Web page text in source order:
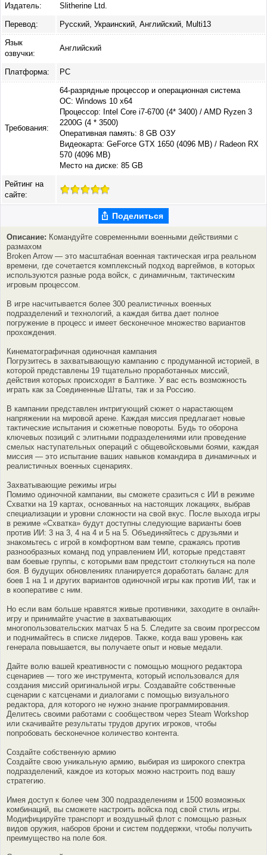
Издатель: Slitherine Ltd.
Перевод: Русский, Украинский, Английский, Multi13
Язык
озвучки:
Английский
Платформа: PC
Требования:
64-разрядные процессор и операционная система
ОС: Windows 10 x64
Процессор: Intel Core i7-6700 (4* 3400) / AMD Ryzen 3
2200G (4 * 3500)
Оперативная память: 8 GB ОЗУ
Видеокарта: GeForce GTX 1650 (4096 MB) / Radeon RX
570 (4096 MB)
Место на диске: 85 GB
Рейтинг на
сайте:
Поделиться
Описание: Командуйте современными военными действиями с
размахом
Broken Arrow — это масштабная военная тактическая игра реальном
времени, где сочетается комплексный подход варгеймов, в которых
используются разные рода войск, с динамичным, тактическим
игровым процессом.
В игре насчитывается более 300 реалистичных военных
подразделений и технологий, а каждая битва дает полное
погружение в процесс и имеет бесконечное множество вариантов
прохождения.
Кинематографичная одиночная кампания
Погрузитесь в захватывающую кампанию с продуманной историей, в
которой представлены 19 тщательно проработанных миссий,
действия которых происходят в Балтике. У вас есть возможность
играть как за Соединенные Штаты, так и за Россию.
В кампании представлен интригующий сюжет о нарастающем
напряжении на мировой арене. Каждая миссия предлагает новые
тактические испытания и сюжетные повороты. Будь то оборона
ключевых позиций с элитными подразделениями или проведение
смелых наступательных операций с общевойсковыми боями, каждая
миссия — это испытание ваших навыков командира в динамичных и
реалистичных военных сценариях.
Захватывающие режимы игры
Помимо одиночной кампании, вы сможете сразиться с ИИ в режиме
Схватки на 19 картах, основанных на настоящих локациях, выбрав
специализации и уровни сложности на свой вкус. После выхода игры
в режиме «Схватка» будут доступны следующие варианты боев
против ИИ: 3 на 3, 4 на 4 и 5 на 5. Объединяйтесь с друзьями и
знакомьтесь с игрой в комфортном вам темпе, сражаясь против
разнообразных команд под управлением ИИ, которые представят
вам боевые группы, с которыми вам предстоит столкнуться на поле
боя. В будущих обновлениях планируется доработать баланс для
боев 1 на 1 и других вариантов одиночной игры как против ИИ, так и
в кооперативе с ним.
Но если вам больше нравятся живые противники, заходите в онлайн-
игру и принимайте участие в захватывающих
многопользовательских матчах 5 на 5. Следите за своим прогрессом
и поднимайтесь в списке лидеров. Также, когда ваш уровень как
генерала повышается, вы получаете опыт и новые медали.
Дайте волю вашей креативности с помощью мощного редактора
сценариев — того же инструмента, который использовался для
создания миссий оригинальной игры. Создавайте собственные
сценарии с катсценами и диалогами с помощью визуального
редактора, для которого не нужно знание программирования.
Делитесь своими работами с сообществом через Steam Workshop
или скачивайте результаты трудов других игроков, чтобы
попробовать бесконечное количество контента.
Создайте собственную армию
Создайте свою уникальную армию, выбирая из широкого спектра
подразделений, каждое из которых можно настроить под вашу
стратегию.
Имея доступ к более чем 300 подразделениям и 1500 возможных
комбинаций, вы сможете настроить войска под свой стиль игры.
Модифицируйте транспорт и воздушный флот с помощью разных
видов оружия, наборов брони и систем поддержки, чтобы получить
преимущество на поле боя.